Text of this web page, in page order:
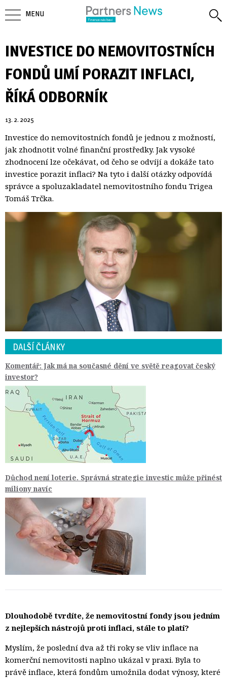
INVESTICE DO NEMOVITOSTNÍCH
FONDŮ UMÍ PORAZIT INFLACI,
ŘÍKÁ ODBORNÍK
13. 2. 2025
Investice do nemovitostních fondů je jednou z možností,
jak zhodnotit volné finanční prostředky. Jak vysoké
zhodnocení lze očekávat, od čeho se odvíjí a dokáže tato
investice porazit inflaci? Na tyto i další otázky odpovídá
správce a spoluzakladatel nemovitostního fondu Trigea
Tomáš Trčka.
DALŠÍ ČLÁNKY
Komentář: Jak má na současné dění ve světě reagovat český
investor?
Důchod není loterie. Správná strategie investic může přinést
miliony navíc
Dlouhodobě tvrdíte, že nemovitostní fondy jsou jedním
z nejlepších nástrojů proti inflaci, stále to platí?
Myslím, že poslední dva až tři roky se vliv inflace na
komerční nemovitosti naplno ukázal v praxi. Byla to
právě inflace, která fondům umožnila dodat výnosy, které
MENU